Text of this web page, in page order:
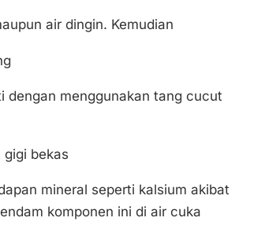
air dingin. Kemudian
menggunakan tang cucut
gigi bekas
mineral seperti kalsium akibat
komponen ini di air cuka